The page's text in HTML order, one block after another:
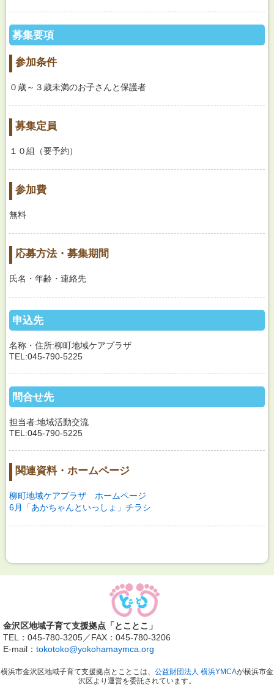
募集要項
参加条件
０歳～３歳未満のお子さんと保護者
募集定員
１０組（要予約）
参加費
無料
応募方法・募集期間
氏名・年齢・連絡先
申込先
名称・住所:柳町地域ケアプラザ
TEL:045-790-5225
問合せ先
担当者:地域活動交流
TEL:045-790-5225
関連資料・ホームページ
柳町地域ケアプラザ ホームページ
6月「あかちゃんといっしょ」チラシ
金沢区地域子育て支援拠点「とことこ」
TEL：045-780-3205／FAX：045-780-3206
E-mail： tokotoko@yokohamaymca.org
横浜市金沢区地域子育て支援拠点とことこは、 公益財団法人 横浜YMCAが横浜市金
沢区より運営を委託されています。